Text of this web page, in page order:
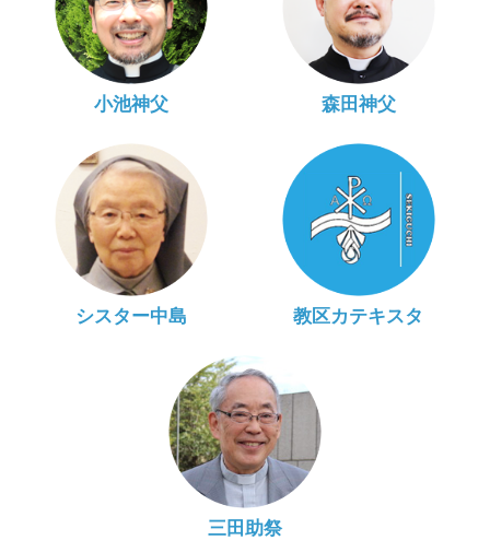
小池神父 森田神父
シスター中島 教区カテキスタ
三田助祭